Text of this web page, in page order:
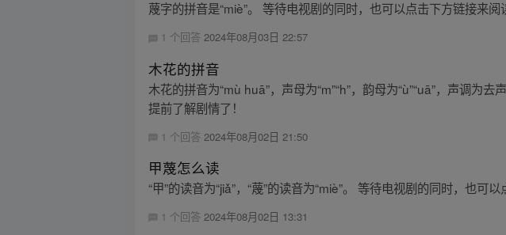
蔑字的拼音是“miè”。 等待电视剧的同时，也可以点击下方链接来阅
1 个回答2024年08月03日 22:57
木花的拼音
木花的拼音为“mù huā”，声母为“m”“h”，韵母为“ù”“uā”，声调
提前了解剧情了！
1 个回答 2024年08月02日 21:50
甲蔑怎么读
“甲”的读音为“jiǎ”，“蔑”的读音为“miè”。 等待电视剧的同时，也可
1 个回答 2024年08月02日 13:31